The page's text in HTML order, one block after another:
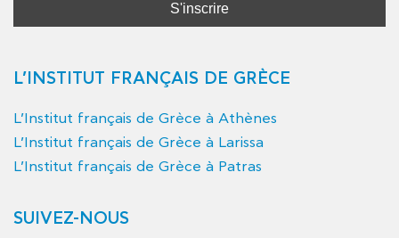
L’INSTITUT FRANÇAIS DE GRÈCE
L’Institut français de Grèce à Athènes
L’Institut français de Grèce à Larissa
L’Institut français de Grèce à Patras
SUIVEZ-NOUS